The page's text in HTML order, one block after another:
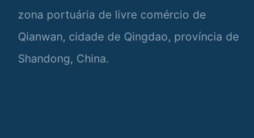
zona portuária de livre comércio de
Qianwan, cidade de Qingdao, província de
Shandong, China.